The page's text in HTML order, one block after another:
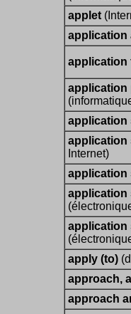
applet
application
application
application
application
application
Internet)
application
application
application
apply (to)
approach,
approach